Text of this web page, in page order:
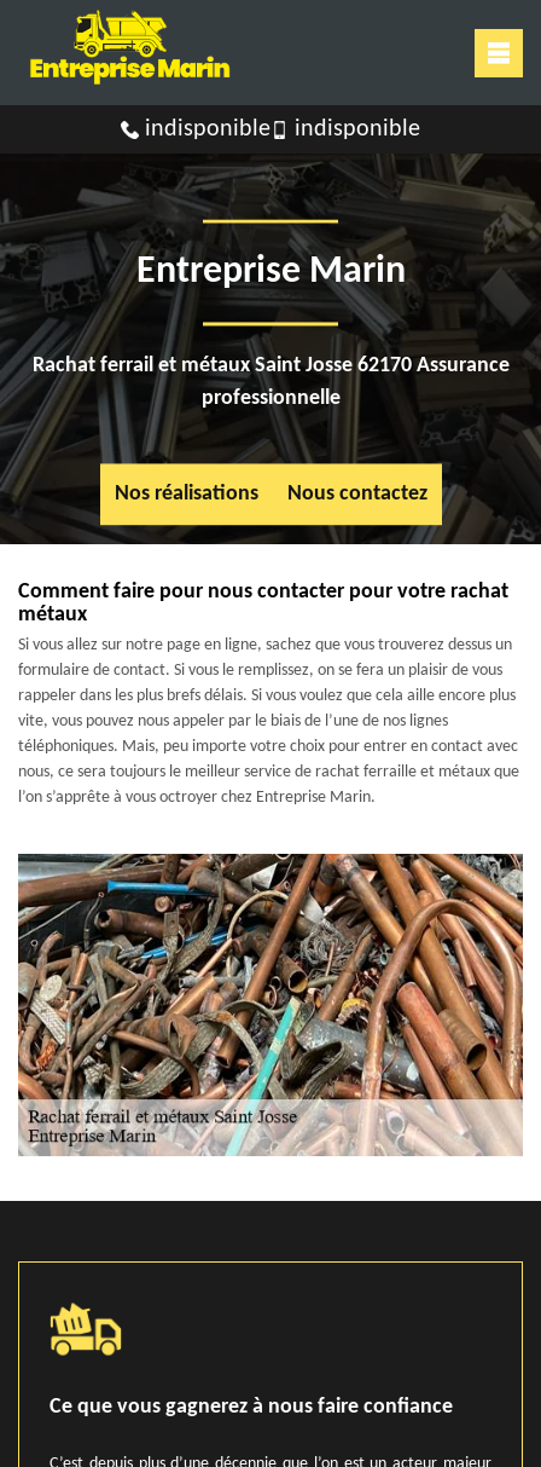
indisponible indisponible
Entreprise Marin
Rachat ferrail et métaux Saint Josse 62170 Assurance
professionnelle
Nos réalisations Nous contactez
Comment faire pour nous contacter pour votre rachat
métaux
Si vous allez sur notre page en ligne, sachez que vous trouverez dessus un
formulaire de contact. Si vous le remplissez, on se fera un plaisir de vous
rappeler dans les plus brefs délais. Si vous voulez que cela aille encore plus
vite, vous pouvez nous appeler par le biais de l’une de nos lignes
téléphoniques. Mais, peu importe votre choix pour entrer en contact avec
nous, ce sera toujours le meilleur service de rachat ferraille et métaux que
l’on s’apprête à vous octroyer chez Entreprise Marin.
Ce que vous gagnerez à nous faire confiance